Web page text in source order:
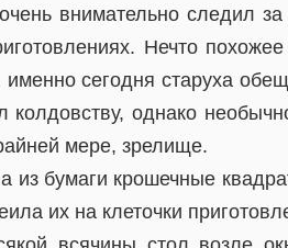
внимательно следил
Нечто
именно сегодня старуха
колдовству, однако
мере, зрелище.
из бумаги крошечные
их на клеточки